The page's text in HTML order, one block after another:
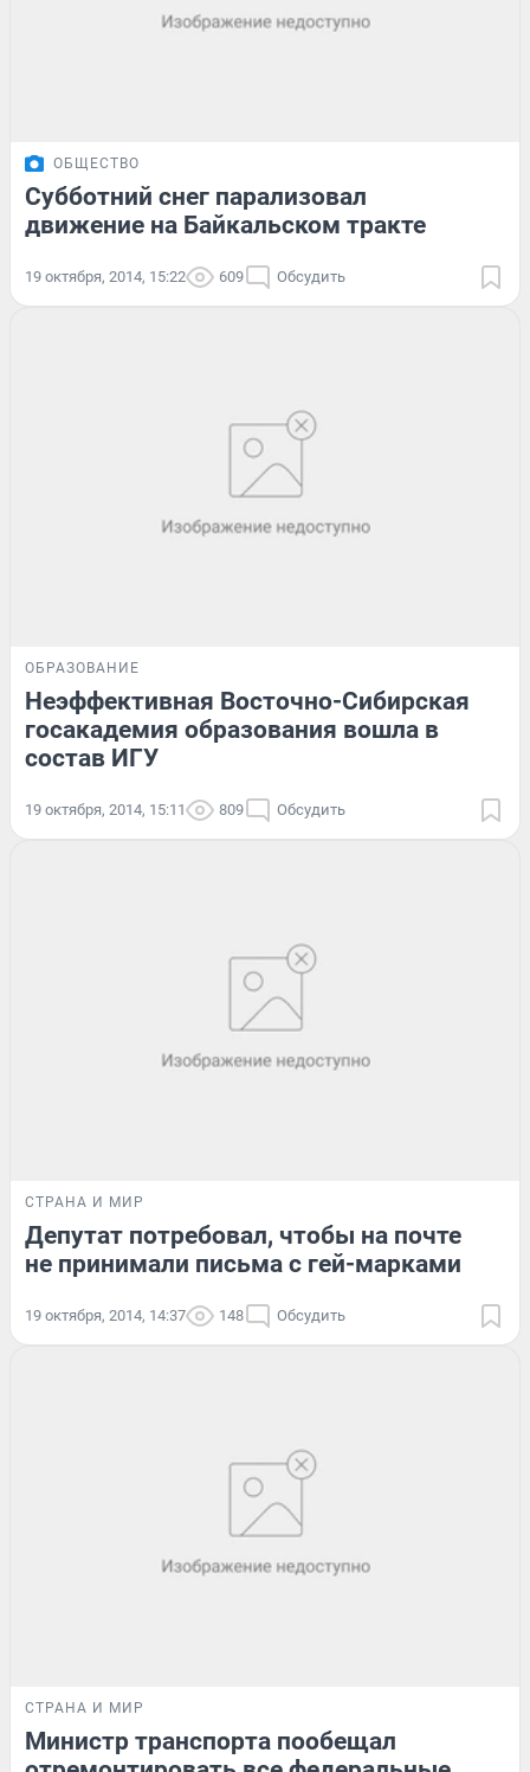
ОБЩЕСТВО
Субботний снег парализовал
движение на Байкальском тракте
19 октября, 2014, 15:22 609 Обсудить
ОБРАЗОВАНИЕ
Неэффективная Восточно-Сибирская
госакадемия образования вошла в
состав ИГУ
19 октября, 2014, 15:11 809 Обсудить
СТРАНА И МИР
Депутат потребовал, чтобы на почте
не принимали письма с гей-марками
19 октября, 2014, 14:37 148 Обсудить
СТРАНА И МИР
Министр транспорта пообещал